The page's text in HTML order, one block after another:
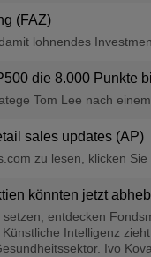
(FAZ)
lohnendes
die 8.000 Punkte
Tom Lee nach
sales updates (AP)
zu lesen, klicken Sie
könnten jetzt
entdecken
Intelligenz
Ivo